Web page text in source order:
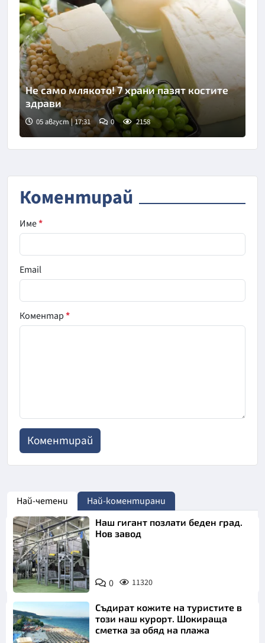
Не само млякото! 7 храни пазят костите
здрави
05 август | 17:31 0 2158
Коментирай
Име*
Email
Коментар*
Най-четени Най-коментирани
Наш гигант позлати беден град.
Нов завод
0 11320
Съдират кожите на туристите в
този наш курорт. Шокираща
сметка за обяд на плажа